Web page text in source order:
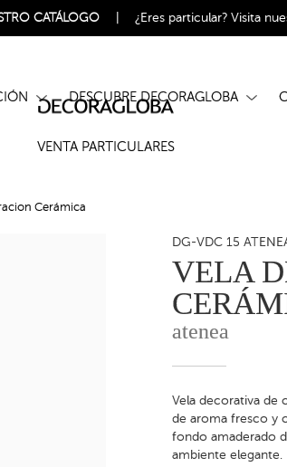
CATÁLOGO ¿Eres particular?Visita
DESCUBRE DECORAGLOBA
VENTA PARTICULARES
Cerámica
DG-VDC 15
VELA
atenea
Vela decorativa de
de aroma fresco y
fondo amaderado
ambiente elegante.